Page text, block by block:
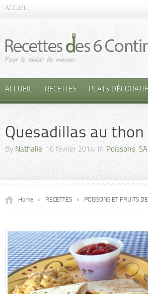
ACCUEIL
ACCUEIL RECETTES PLATS
Quesadillas au
By Nathalie, 16 février 2014, InPoissons,
Home » RECETTES » POISSONS ET FRUITS